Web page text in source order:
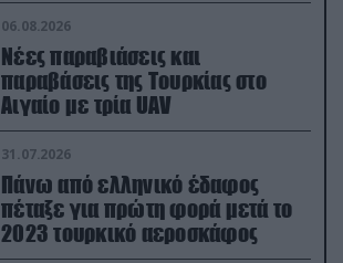
06.08.2026
Νέες παραβιάσεις και
παραβάσεις της Τουρκίας στο
Αιγαίο με τρία UAV
31.07.2026
Πάνω από ελληνικό έδαφος
πέταξε για πρώτη φορά μετά το
2023 τουρκικό αεροσκάφος